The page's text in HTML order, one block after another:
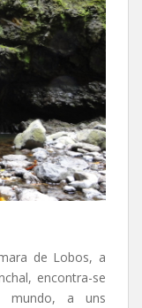
de Lobos, a
encontra-se
mundo, a uns